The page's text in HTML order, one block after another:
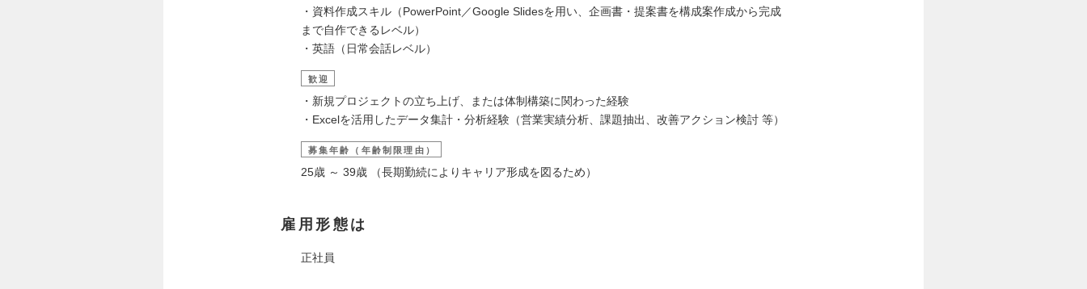
・資料作成スキル（PowerPoint／Google Slidesを用い、企画書・提案書を構成案作成から完成
まで自作できるレベル）
・英語（日常会話レベル）
歓迎
・新規プロジェクトの立ち上げ、または体制構築に関わった経験
・Excelを活用したデータ集計・分析経験（営業実績分析、課題抽出、改善アクション検討 等）
募集年齢（年齢制限理由）
25歳 ～ 39歳 （長期勤続によりキャリア形成を図るため）
雇用形態は
正社員